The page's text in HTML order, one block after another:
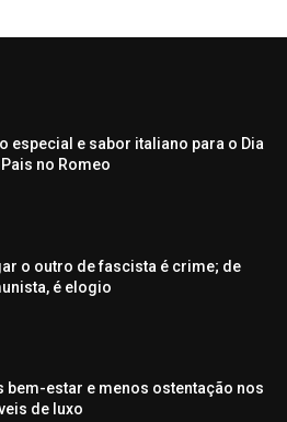
especial e sabor italiano para o Dia
no Romeo
o outro de fascista é crime; de
é elogio
bem-estar e menos ostentação nos
de luxo